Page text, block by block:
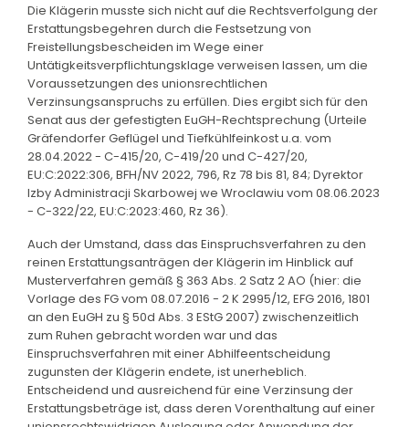
Die Klägerin musste sich nicht auf die Rechtsverfolgung der
Erstattungsbegehren durch die Festsetzung von
Freistellungsbescheiden im Wege einer
Untätigkeitsverpflichtungsklage verweisen lassen, um die
Voraussetzungen des unionsrechtlichen
Verzinsungsanspruchs zu erfüllen. Dies ergibt sich für den
Senat aus der gefestigten EuGH-Rechtsprechung (Urteile
Gräfendorfer Geflügel und Tiefkühlfeinkost u.a. vom
28.04.2022 - C-415/20, C-419/20 und C-427/20,
EU:C:2022:306, BFH/NV 2022, 796, Rz 78 bis 81, 84; Dyrektor
Izby Administracji Skarbowej we Wroclawiu vom 08.06.2023
- C-322/22, EU:C:2023:460, Rz 36).
Auch der Umstand, dass das Einspruchsverfahren zu den
reinen Erstattungsanträgen der Klägerin im Hinblick auf
Musterverfahren gemäß § 363 Abs. 2 Satz 2 AO (hier: die
Vorlage des FG vom 08.07.2016 - 2 K 2995/12, EFG 2016, 1801
an den EuGH zu § 50d Abs. 3 EStG 2007) zwischenzeitlich
zum Ruhen gebracht worden war und das
Einspruchsverfahren mit einer Abhilfeentscheidung
zugunsten der Klägerin endete, ist unerheblich.
Entscheidend und ausreichend für eine Verzinsung der
Erstattungsbeträge ist, dass deren Vorenthaltung auf einer